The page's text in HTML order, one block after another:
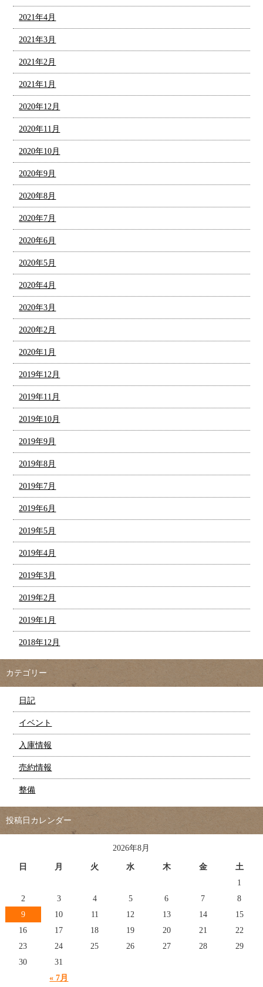
2021年4月
2021年3月
2021年2月
2021年1月
2020年12月
2020年11月
2020年10月
2020年9月
2020年8月
2020年7月
2020年6月
2020年5月
2020年4月
2020年3月
2020年2月
2020年1月
2019年12月
2019年11月
2019年10月
2019年9月
2019年8月
2019年7月
2019年6月
2019年5月
2019年4月
2019年3月
2019年2月
2019年1月
2018年12月
カテゴリー
日記
イベント
入庫情報
売約情報
整備
投稿日カレンダー
2026年8月
日 月 火 水 木 金 土
« 7月
1
2
3 4 5 6 7
8
9
10 11 12 13 14
15
16
17 18 19 20 21
22
23
24 25 26 27 28
29
30
31